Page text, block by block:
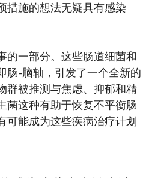
措施的想法无疑具有感染
的一部分。这些肠道细菌和
肠-脑轴，引发了一个全新的
被推测与焦虑、抑郁和精
菌这种有助于恢复不平衡肠
可能成为这些疾病治疗计划